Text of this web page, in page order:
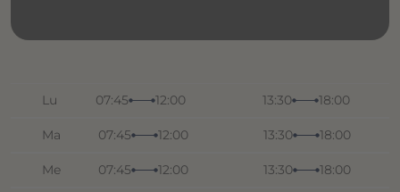
Lu 07:45 12:00 13:30 18:00
Ma 07:45 12:00 13:30 18:00
Me 07:45 12:00 13:30 18:00